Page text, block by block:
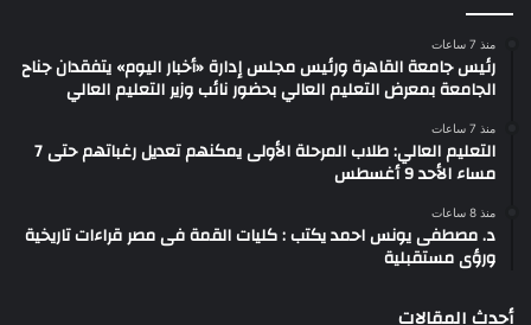
منذ 7 ساعات
رئيس جامعة القاهرة ورئيس مجلس إدارة «أخبار اليوم» يتفقدان جناح
الجامعة بمعرض التعليم العالي بحضور نائب وزير التعليم العالي
منذ 7 ساعات
التعليم العالي: طلاب المرحلة الأولى يمكنهم تعديل رغباتهم حتى 7
مساء الأحد 9 أغسطس
منذ 8 ساعات
د. مصطفى يونس احمد يكتب : كليات القمة فى مصر قراءات تاريخية
ورؤى مستقبلية
أحدث المقالات